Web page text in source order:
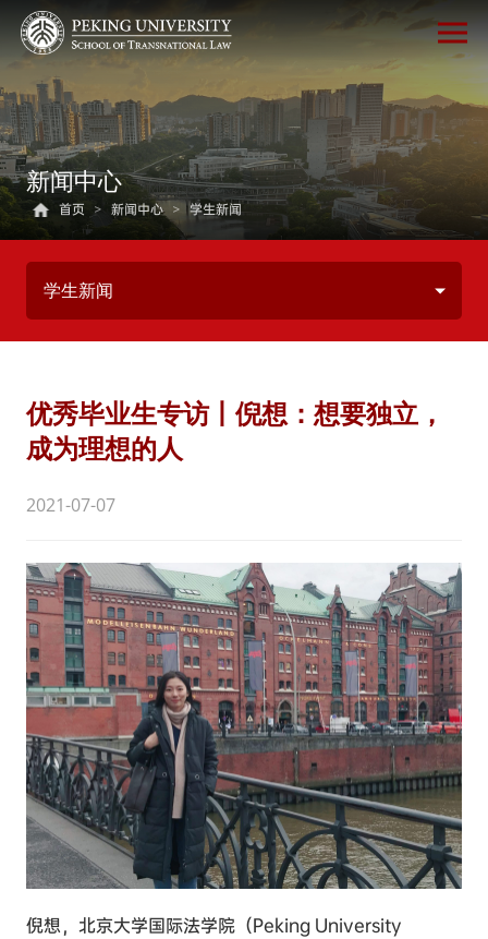
新闻中心
首页 > 新闻中心 > 学生新闻
学生新闻
优秀毕业生专访丨倪想：想要独立，
成为理想的人
2021-07-07
倪想，北京大学国际法学院（Peking University